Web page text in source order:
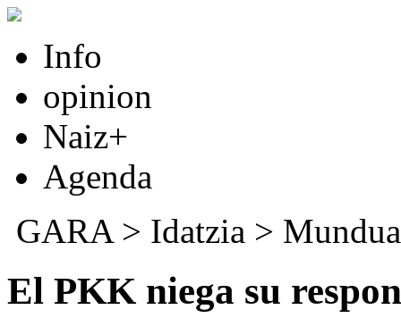
Info
opinion
Naiz+
Agenda
GARA> Idatzia > Mundua
El PKK niega su